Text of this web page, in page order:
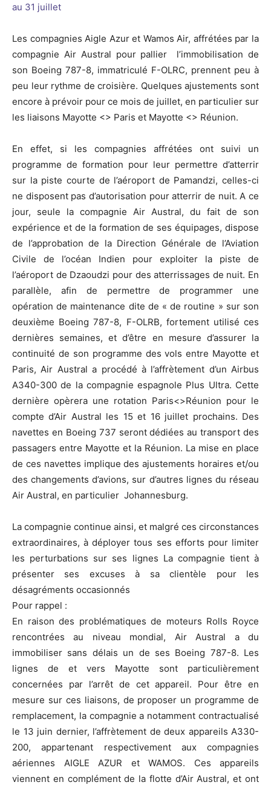
au 31 juillet
Les compagnies Aigle Azur et Wamos Air, affrétées par la
compagnie Air Austral pour pallier l’immobilisation de
son Boeing 787-8, immatriculé F-OLRC, prennent peu à
peu leur rythme de croisière. Quelques ajustements sont
encore à prévoir pour ce mois de juillet, en particulier sur
les liaisons Mayotte <> Paris et Mayotte <> Réunion.
En effet, si les compagnies affrétées ont suivi un
programme de formation pour leur permettre d’atterrir
sur la piste courte de l’aéroport de Pamandzi, celles-ci
ne disposent pas d’autorisation pour atterrir de nuit. A ce
jour, seule la compagnie Air Austral, du fait de son
expérience et de la formation de ses équipages, dispose
de l’approbation de la Direction Générale de l’Aviation
Civile de l’océan Indien pour exploiter la piste de
l’aéroport de Dzaoudzi pour des atterrissages de nuit. En
parallèle, afin de permettre de programmer une
opération de maintenance dite de « de routine » sur son
deuxième Boeing 787-8, F-OLRB, fortement utilisé ces
dernières semaines, et d’être en mesure d’assurer la
continuité de son programme des vols entre Mayotte et
Paris, Air Austral a procédé à l’affrètement d’un Airbus
A340-300 de la compagnie espagnole Plus Ultra. Cette
dernière opèrera une rotation Paris<>Réunion pour le
compte d’Air Austral les 15 et 16 juillet prochains. Des
navettes en Boeing 737 seront dédiées au transport des
passagers entre Mayotte et la Réunion. La mise en place
de ces navettes implique des ajustements horaires et/ou
des changements d’avions, sur d’autres lignes du réseau
Air Austral, en particulier Johannesburg.
La compagnie continue ainsi, et malgré ces circonstances
extraordinaires, à déployer tous ses efforts pour limiter
les perturbations sur ses lignes La compagnie tient à
présenter ses excuses à sa clientèle pour les
désagréments occasionnés
Pour rappel :
En raison des problématiques de moteurs Rolls Royce
rencontrées au niveau mondial, Air Austral a du
immobiliser sans délais un de ses Boeing 787-8. Les
lignes de et vers Mayotte sont particulièrement
concernées par l’arrêt de cet appareil. Pour être en
mesure sur ces liaisons, de proposer un programme de
remplacement, la compagnie a notamment contractualisé
le 13 juin dernier, l’affrètement de deux appareils A330-
200, appartenant respectivement aux compagnies
aériennes AIGLE AZUR et WAMOS. Ces appareils
viennent en complément de la flotte d’Air Austral, et ont